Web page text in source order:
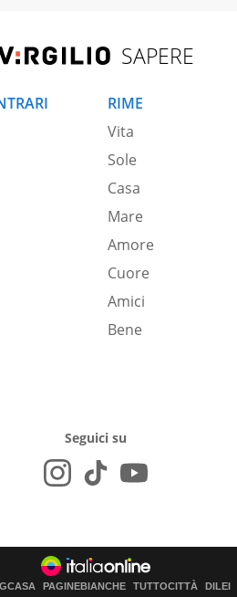
SAPERE
RIME
Vita
Sole
Casa
Mare
Amore
Cuore
Amici
Bene
Seguici su
PAGINEBIANCHE TUTTOCITTÀ DILEI